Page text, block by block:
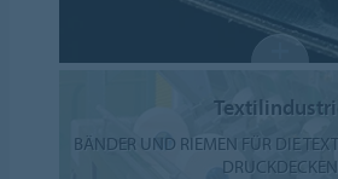
BÄNDER UND RIEMEN FÜR DIE
DRUCKDECKEN